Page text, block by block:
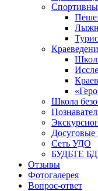
Школа
Сеть УДО
БУДЬТЕ
Отзывы
Фотогалерея
Вопрос-ответ